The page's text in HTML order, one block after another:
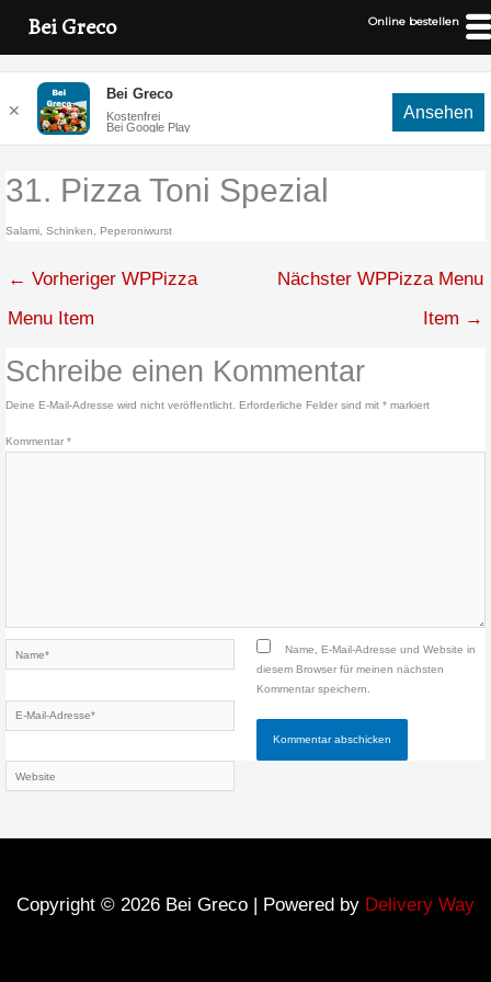
springen
31. Pizza Toni Spezial
Salami, Schinken, Peperoniwurst
← Vorheriger WPPizza
Menu Item
Nächster WPPizza Menu
Item →
Schreibe einen Kommentar
Deine E-Mail-Adresse wird nicht veröffentlicht. Erforderliche Felder sind mit* markiert
Kommentar*
Mail-
Name, E-Mail-Adresse und Website in
diesem Browser für meinen nächsten
Kommentar speichern.
Copyright © 2026 Bei Greco | Powered by Delivery Way
Bei Greco Online bestellen
✕
Bei Greco
Kostenfrei
Bei Google Play
Ansehen